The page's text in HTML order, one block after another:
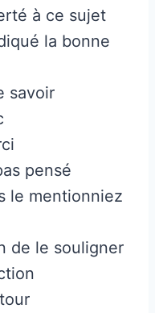
à ce sujet
la bonne
savoir
pensé
le mentionniez
de le souligner